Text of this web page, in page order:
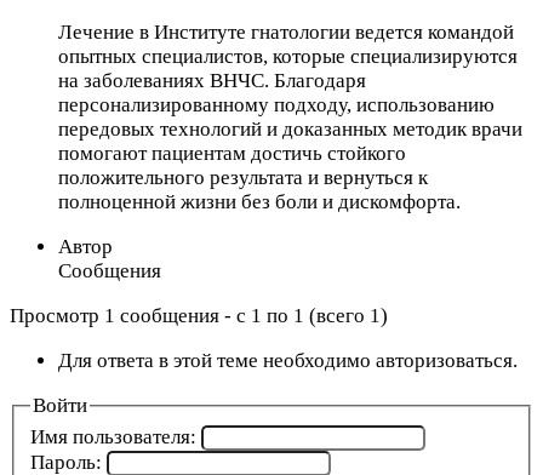
Лечение в Институте гнатологии ведется командой
опытных специалистов, которые специализируются
на заболеваниях ВНЧС. Благодаря
персонализированному подходу, использованию
передовых технологий и доказанных методик врачи
помогают пациентам достичь стойкого
положительного результата и вернуться к
полноценной жизни без боли и дискомфорта.
Автор
Сообщения
Просмотр 1 сообщения - с 1 по 1 (всего 1)
Для ответа в этой теме необходимо авторизоваться.
Войти
Имя пользователя:
Пароль: